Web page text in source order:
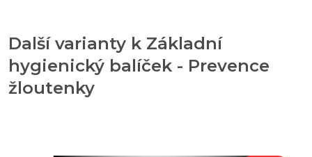
Další varianty k Základní
hygienický balíček - Prevence
žloutenky